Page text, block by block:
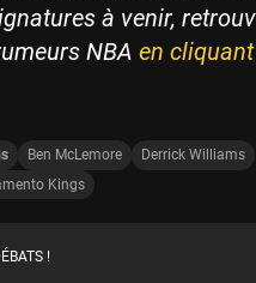
à venir,
NBA en
Ben McLemore
Derrick Williams
Kings
!